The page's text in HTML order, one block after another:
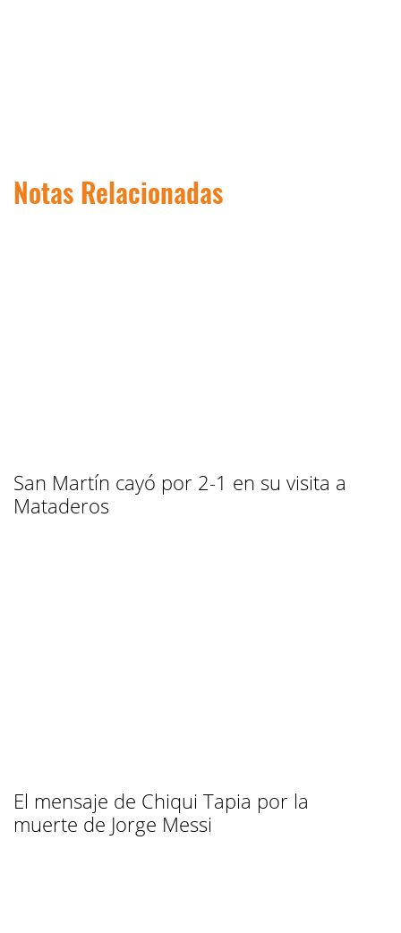
Notas Relacionadas
San Martín cayó por 2-1 en su visita a
Mataderos
El mensaje de Chiqui Tapia por la
muerte de Jorge Messi